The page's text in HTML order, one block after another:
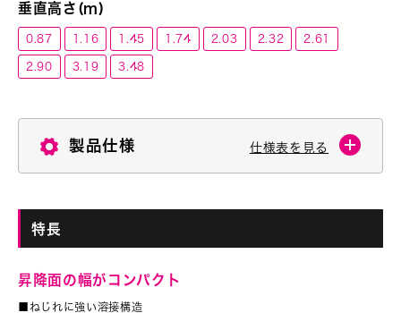
垂直高さ(m)
0.87 1.16 1.45 1.74 2.03 2.32 2.61
2.90 3.19 3.48
製品仕様 仕様表を見る
特長
昇降面の幅がコンパクト
■ねじれに強い溶接構造